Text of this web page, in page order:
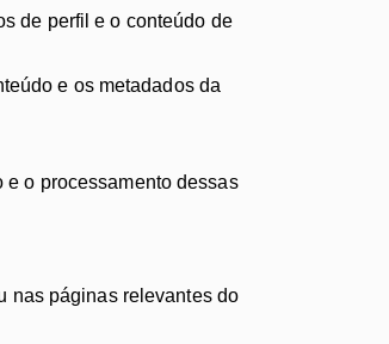
de perfil e o conteúdo de
e os metadados da
o processamento dessas
nas páginas relevantes do